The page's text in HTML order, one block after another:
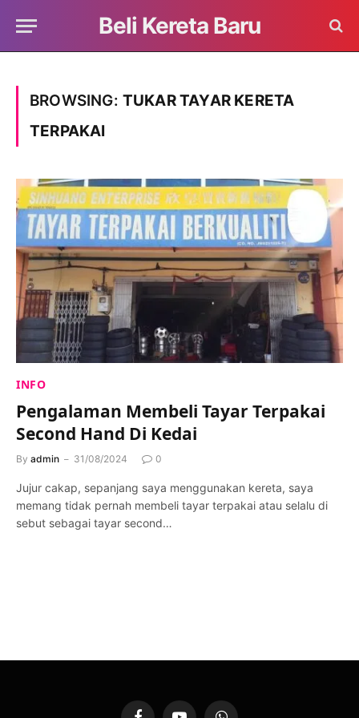
Beli Kereta Baru
BROWSING: TUKAR TAYAR KERETA
TERPAKAI
INFO
Pengalaman Membeli Tayar Terpakai
Second Hand Di Kedai
By admin 31/08/2024 0
Jujur cakap, sepanjang saya menggunakan kereta, saya
memang tidak pernah membeli tayar terpakai atau selalu di
sebut sebagai tayar second…